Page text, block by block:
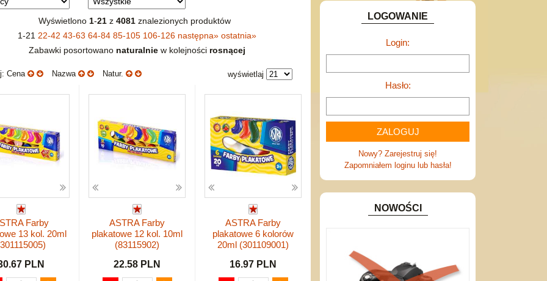
Wyświetlono 1-21z 4081znalezionych produktów
1-21 22-42 43-63 64-84 85-105 106-126 następna» ostatnia»
Zabawki posortowano naturalniew kolejności rosnącej
Cena Nazwa Natur. wyświetlaj
Farby
13 kol. 20ml
PLN
ASTRA Farby
plakatowe 12 kol. 10ml
(83115902)
22.58 PLN
ASTRA Farby
plakatowe 6 kolorów
20ml (301109001)
16.97 PLN
LOGOWANIE
Login:
Hasło:
Nowy? Zarejestruj się!
Zapomniałem loginu lub hasła!
NOWOŚCI